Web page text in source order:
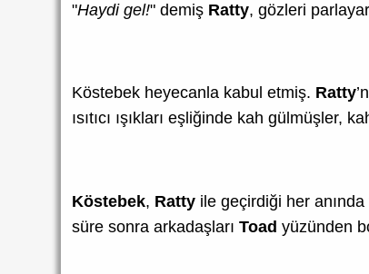
"Haydi gel!" demiş Ratty, gözleri
Köstebek heyecanla kabul etmiş. Ratty
ısıtıcı ışıkları eşliğinde kah gülmüşler,
Köstebek, Ratty ile geçirdiği her
süre sonra arkadaşlarıToad yüzünden